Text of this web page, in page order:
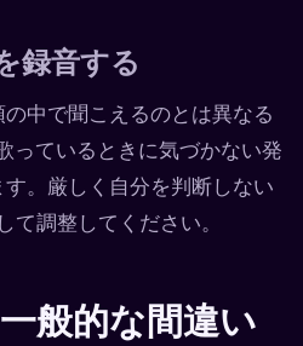
録音する
中で聞こえるのとは異なる
っているときに気づかない発
。厳しく自分を判断しない
調整してください。
般的な間違い